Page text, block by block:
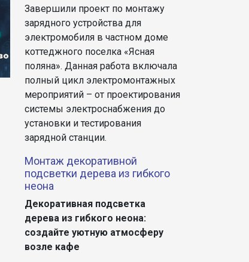
Завершили проект по монтажу
зарядного устройства для
электромобиля в частном доме
коттеджного поселка «Ясная
поляна». Данная работа включала
полный цикл электромонтажных
мероприятий – от проектирования
системы электроснабжения до
установки и тестирования
зарядной станции.
Монтаж декоративной
подсветки дерева из гибкого
неона
Декоративная подсветка
дерева из гибкого неона:
создайте уютную атмосферу
возле кафе